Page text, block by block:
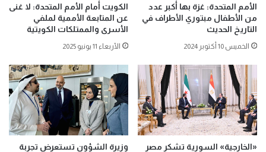
الأمم المتحدة: غزة بها أكبر عدد
من الأطفال مبتوري الأطراف في
التاريخ الحديث
الخميس 10 أكتوبر 2024
الكويت أمام الأمم المتحدة: لا غنى
عن المتابعة الأممية لملفي
الأسرى والممتلكات الكويتية
الأربعاء 11 يونيو 2025
«الخارجية» السورية تشكر مصر
وزيرة الشؤون تستعرض تجربة